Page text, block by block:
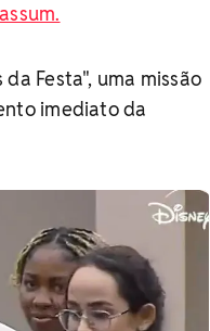
Festa", uma missão
imediato da